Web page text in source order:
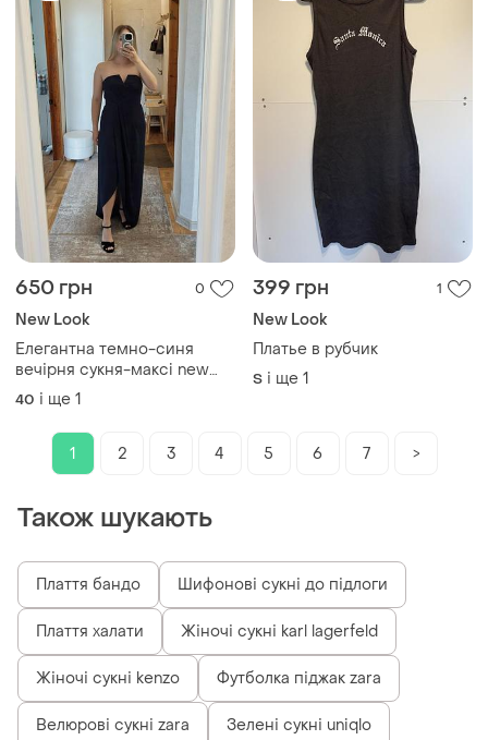
650 грн 0
New Look
Елегантна темно-синя
вечірня сукня-максi new
look (стан ідеальний)
40 і ще 1
399 грн 1
New Look
Платье в рубчик
S і ще 1
1 2 3 4 5 6 7 >
Також шукають
Плаття бандо Шифонові сукні до підлоги
Плаття халати Жіночі сукні karl lagerfeld
Жіночі сукні kenzo Футболка піджак zara
Велюрові сукні zara Зелені сукні uniqlo